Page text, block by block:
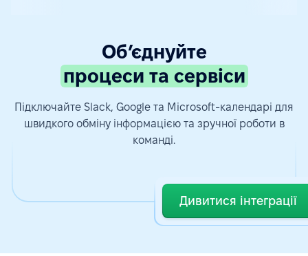
Обʼєднуйте
процеси та сервіси
Підключайте Slack, Google та Microsoft-календарі для
швидкого обміну інформацією та зручної роботи в
команді.
Дивитися інтеграції